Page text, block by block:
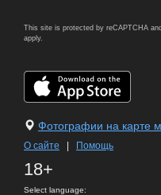
This site is protected by reCAPTCHA
apply.
Фотографии на карте
О сайте | Помощь
18+
Select language: